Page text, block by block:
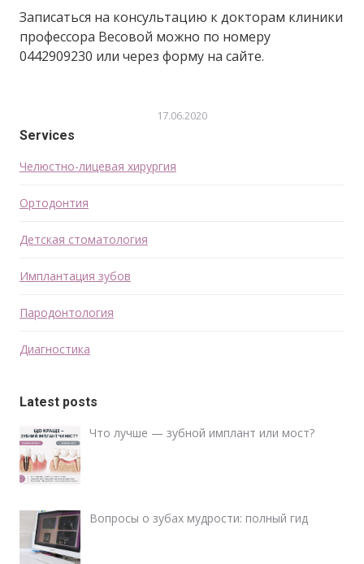
Записаться на консультацию к докторам клиники
профессора Весовой можно по номеру
0442909230 или через форму на сайте.
17.06.2020
Services
Челюстно-лицевая хирургия
Ортодонтия
Детская стоматология
Имплантация зубов
Пародонтология
Диагностика
Latest posts
Что лучше — зубной имплант или мост?
Вопросы о зубах мудрости: полный гид